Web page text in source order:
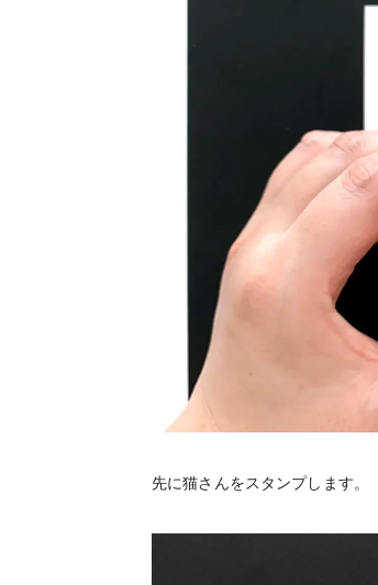
先に猫さんをスタンプします。